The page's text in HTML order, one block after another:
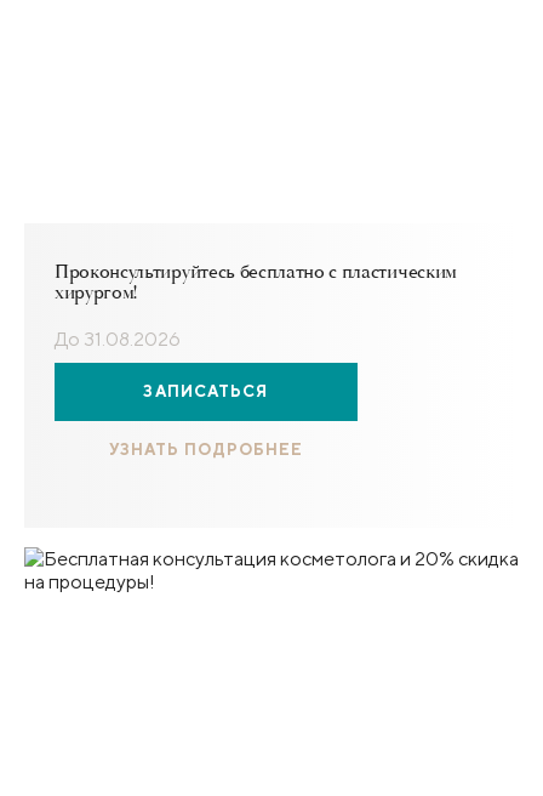
Проконсультируйтесь бесплатно с пластическим
хирургом!
До 31.08.2026
ЗАПИСАТЬСЯ
УЗНАТЬ ПОДРОБНЕЕ